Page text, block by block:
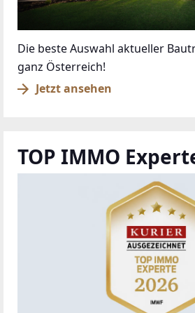
Die beste Auswahl aktueller
ganz Österreich!
Jetzt ansehen
TOP IMMO